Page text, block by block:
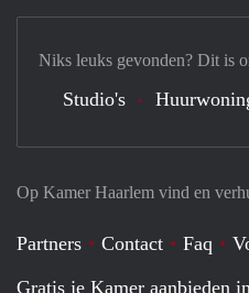
Op Kamer Haarlem vind en
Partners Contact Faq
Gratis je Kamer aanbieden
Niks leuks gevonden? Dit is
Studio's